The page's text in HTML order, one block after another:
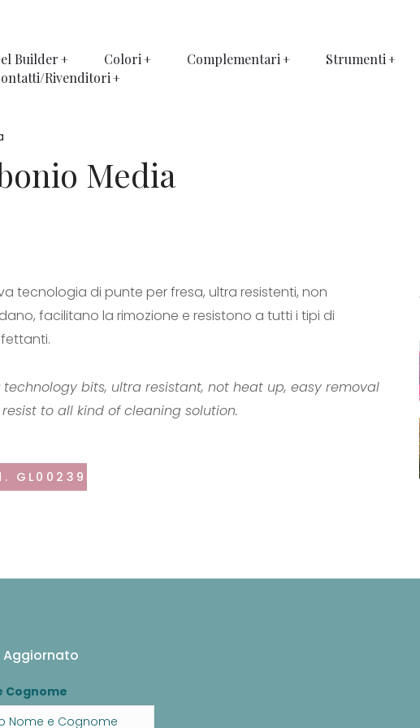
Builder Colori Complementari Strumenti
Rivenditori
Media
tecnologia di punte per fresa, ultra resistenti, non
facilitano la rimozione e resistono a tutti i tipi di
technology bits, ultra resistant, not heat up, easy removal
to all kind of cleaning solution.
GL00239
Aggiornato
Cognome